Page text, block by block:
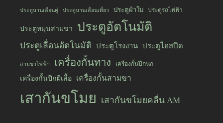
ประตูบานเลื่อนคู่ ประตูบานเลื่อนเดี่ยว ประตูผ้าใบ ประตูรถไฟฟ้า
ประตูหมุนสามขา ประตูอัตโนมัติ
ประตูเลื่อนอัตโนมัติ ประตูโรงงาน ประตูไฮสปีด
สามขาไฟฟ้า เครื่องกั้นทาง เครื่องกั้นปีกนก
เครื่องกั้นปีกผีเสื้อ เครื่องกั้นสามขา
เสากันขโมย เสากันขโมยคลื่น AM